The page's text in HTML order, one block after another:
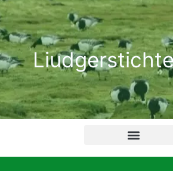
Ga
naar
de
inhoud